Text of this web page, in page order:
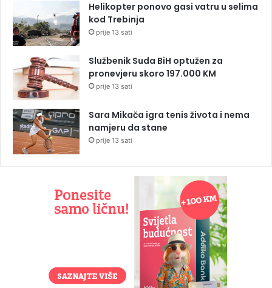
Helikopter ponovo gasi vatru u selima
kod Trebinja
prije 13 sati
Službenik Suda BiH optužen za
pronevjeru skoro 197.000 KM
prije 13 sati
Sara Mikača igra tenis života i nema
namjeru da stane
prije 13 sati